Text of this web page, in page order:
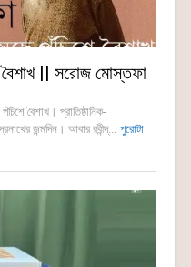
|| সরোজ মোস্তফা
বৈশাখ। প্রাতিষ্ঠানিক-
জন্মদিন। আবার রবীন্দ্... পুরোটা